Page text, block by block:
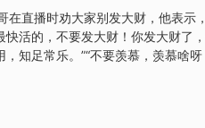
。事业：事业方面宜稳不宜动，
适合理财。感情：感情上注意意
适合带有酸味的食物，利于运势
石旺运颜色
在直播时劝大家别发大财，他表示
活的，不要发大财！你发大财了
知足常乐。”“不要羡慕，羡慕啥
的话又舆论了，我能买吗？我不能